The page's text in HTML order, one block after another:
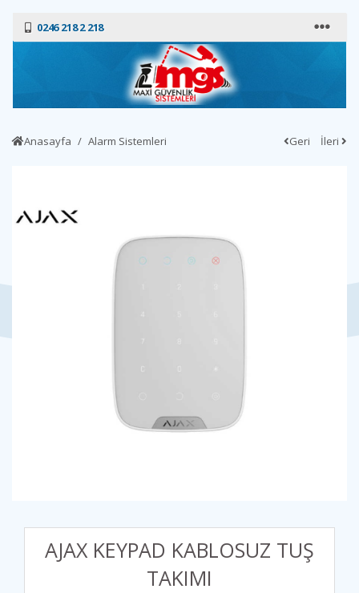
0246 218 2 218
Anasayfa Alarm Sistemleri Geri İleri
AJAX KEYPAD KABLOSUZ TUŞ
TAKIMI